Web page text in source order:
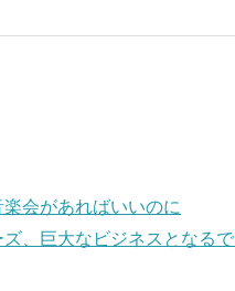
会があればいいのに
、巨大なビジネスとなる